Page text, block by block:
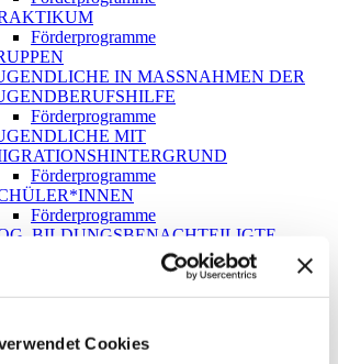
Cookies
Förderprogramme
IN MASSNAHMEN DER J
Förderprogramme
MIT
Förderprogramme
Förderprogramme
BILDUNGSBENACHTEILIGTE